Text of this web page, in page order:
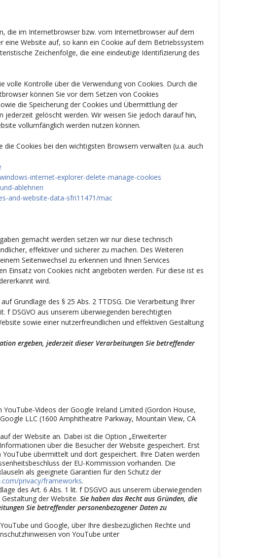
die im Internetbrowser bzw. vom Internetbrowser auf dem
Website auf, so kann ein Cookie auf dem Betriebssystem
Zeichenfolge, die eine eindeutige Identifizierung des
volle Kontrolle über die Verwendung von Cookies. Durch die
können Sie vor dem Setzen von Cookies
die Speicherung der Cookies und Übermittlung der
gelöscht werden. Wir weisen Sie jedoch darauf hin,
vollumfänglich werden nutzen können.
Cookies bei den wichtigsten Browsern verwalten (u.a. auch
internet-explorer-delete-manage-cookies
ablehnen
and-website-data-sfri11471/mac
gemacht werden setzen wir nur diese technisch
effektiver und sicherer zu machen. Des Weiteren
Seitenwechsel zu erkennen und Ihnen Services
Einsatz von Cookies nicht angeboten werden. Für diese ist es
wird.
Grundlage des § 25 Abs. 2 TTDSG. Die Verarbeitung Ihrer
f DSGVO aus unserem überwiegenden berechtigten
sowie einer nutzerfreundlichen und effektiven Gestaltung
ergeben, jederzeit dieser Verarbeitungen Sie betreffender
Videos der Google Ireland Limited (Gordon House,
LLC (1600 Amphitheatre Parkway, Mountain View, CA
der Website an. Dabei ist die Option „Erweiterter
über die Besucher der Website gespeichert. Erst
übermittelt und dort gespeichert. Ihre Daten werden
der EU-Kommission vorhanden. Die
als geeignete Garantien für den Schutz der
privacy/frameworks.
des Art. 6 Abs. 1 lit. f DSGVO aus unserem überwiegenden
der Website. Sie haben das Recht aus Gründen, die
Sie betreffender personenbezogener Daten zu
und Google, über Ihre diesbezüglichen Rechte und
von YouTube unter